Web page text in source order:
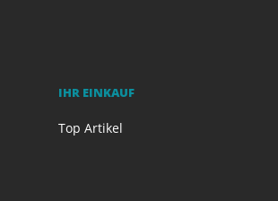
IHR EINKAUF
Top Artikel